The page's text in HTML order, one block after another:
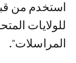
استخدم من
للولايات
المراسلات".